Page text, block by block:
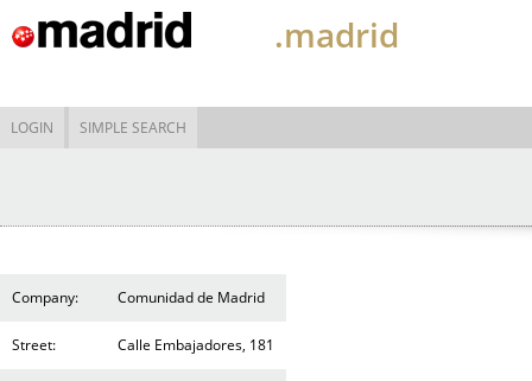
.madrid
LOGIN SIMPLE SEARCH
Company: Comunidad de Madrid
Street: Calle Embajadores, 181